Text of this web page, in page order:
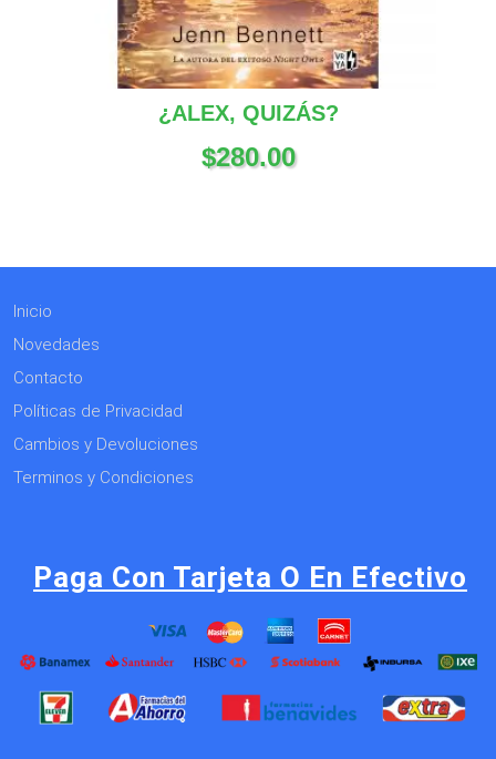
¿ALEX, QUIZÁS?
$280.00
Inicio
Novedades
Contacto
Políticas de Privacidad
Cambios y Devoluciones
Terminos y Condiciones
Paga Con Tarjeta O En Efectivo